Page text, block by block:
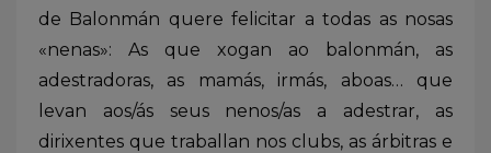
de Balonmán quere felicitar a todas as nosas
«nenas»: As que xogan ao balonmán, as
adestradoras, as mamás, irmás, aboas… que
levan aos/ás seus nenos/as a adestrar, as
dirixentes que traballan nos clubs, as árbitras e